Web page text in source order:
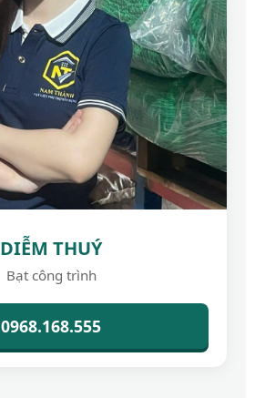
DIỄM THUÝ
Bạt công trình
0968.168.555